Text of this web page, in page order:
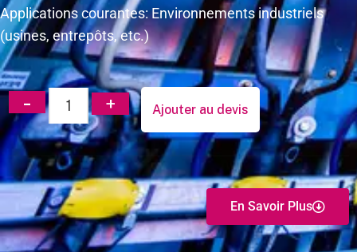
Applications courantes: Environnements industriels
(usines, entrepôts, etc.)
Ajouter au devis
En Savoir Plus